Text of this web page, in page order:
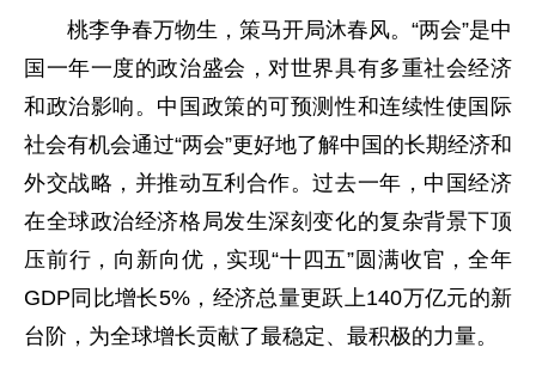
桃李争春万物生，策马开局沐春风。“两会”是中
国一年一度的政治盛会，对世界具有多重社会经济
和政治影响。中国政策的可预测性和连续性使国际
社会有机会通过“两会”更好地了解中国的长期经济和
外交战略，并推动互利合作。过去一年，中国经济
在全球政治经济格局发生深刻变化的复杂背景下顶
压前行，向新向优，实现“十四五”圆满收官，全年
GDP同比增长5%，经济总量更跃上140万亿元的新
台阶，为全球增长贡献了最稳定、最积极的力量。